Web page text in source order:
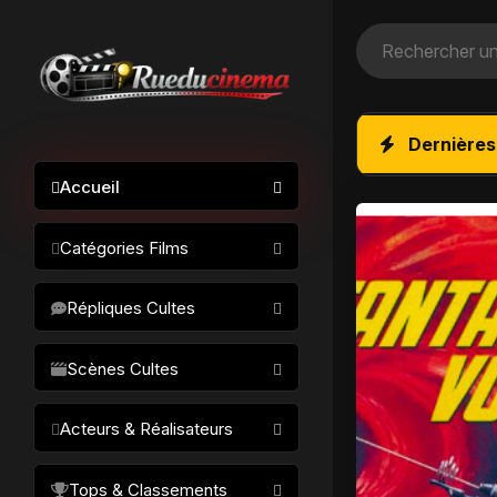
Accueil
Catégories Films
Science-fiction
Drame / Thriller
Comédie/humour
Horreur
Fantastique
Répliques Cultes
Scènes Cultes
Acteurs & Réalisateurs
Tops & Classements